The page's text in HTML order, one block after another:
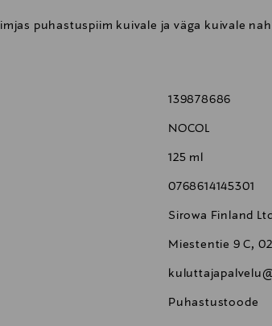
puhastuspiim kuivale ja väga kuivale
139878686
NOCOL
125 ml
0768614145301
Sirowa Finland
Miestentie 9 C,
Puhastustoode